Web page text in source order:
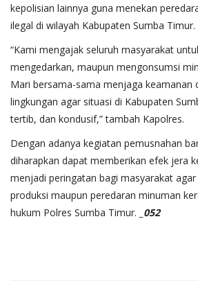
kepolisian lainnya guna menekan
ilegal di wilayah Kabupaten Sumba Timur.
“Kami mengajak seluruh masyarakat
mengedarkan, maupun mengonsumsi
Mari bersama-sama menjaga keamanan
lingkungan agar situasi di Kabupaten
tertib, dan kondusif,” tambah Kapolres.
Dengan adanya kegiatan pemusnahan
diharapkan dapat memberikan efek jera
menjadi peringatan bagi masyarakat
produksi maupun peredaran minuman
hukum Polres Sumba Timur.
_052